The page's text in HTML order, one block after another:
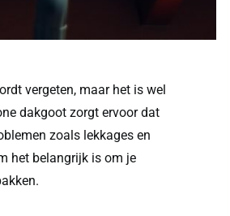
vergeten, maar het is wel
dakgoot zorgt ervoor dat
zoals lekkages en
het belangrijk is om je